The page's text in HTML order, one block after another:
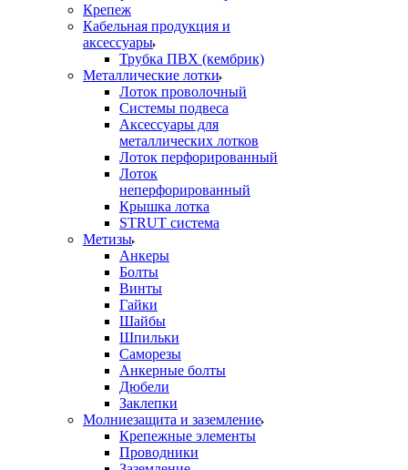
Крепеж
Кабельная продукция и
аксессуары
Трубка ПВХ (кембрик)
Металлические лотки
Лоток проволочный
Системы подвеса
Аксессуары для
металлических лотков
Лоток перфорированный
Лоток
неперфорированный
Крышка лотка
STRUT система
Метизы
Анкеры
Болты
Винты
Гайки
Шайбы
Шпильки
Саморезы
Анкерные болты
Дюбели
Заклепки
Молниезащита и заземление
Крепежные элементы
Проводники